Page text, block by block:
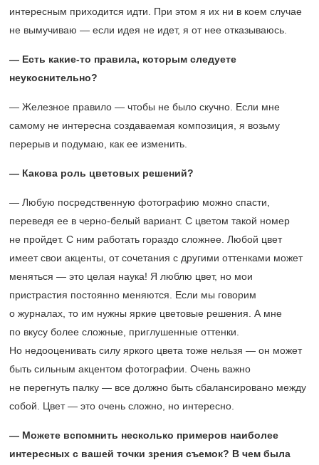
интересным приходится идти. При этом я их ни в коем случае
не вымучиваю — если идея не идет, я от нее отказываюсь.
— Есть какие-то правила, которым следуете
неукоснительно?
— Железное правило — чтобы не было скучно. Если мне
самому не интересна создаваемая композиция, я возьму
перерыв и подумаю, как ее изменить.
— Какова роль цветовых решений?
— Любую посредственную фотографию можно спасти,
переведя ее в черно-белый вариант. С цветом такой номер
не пройдет. С ним работать гораздо сложнее. Любой цвет
имеет свои акценты, от сочетания с другими оттенками может
меняться — это целая наука! Я люблю цвет, но мои
пристрастия постоянно меняются. Если мы говорим
о журналах, то им нужны яркие цветовые решения. А мне
по вкусу более сложные, приглушенные оттенки.
Но недооценивать силу яркого цвета тоже нельзя — он может
быть сильным акцентом фотографии. Очень важно
не перегнуть палку — все должно быть сбалансировано между
собой. Цвет — это очень сложно, но интересно.
— Можете вспомнить несколько примеров наиболее
интересных с вашей точки зрения съемок? В чем была